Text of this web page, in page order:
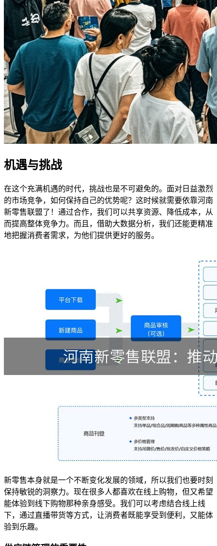
机遇与挑战
在这个充满机遇的时代，挑战也是不可避免的。面对日益激烈
的市场竞争，如何保持自己的优势呢？这时候就需要依靠河南
新零售联盟了！通过合作，我们可以共享资源、降低成本，从
而提高整体竞争力。而且，借助大数据分析，我们还能更精准
地把握消费者需求，为他们提供更好的服务。
新零售本身就是一个不断变化发展的领域，所以我们也要时刻
保持敏锐的洞察力。现在很多人都喜欢在线上购物，但又希望
能体验到线下购物那种亲身感受。我们可以考虑结合线上线
下，通过直播带货等方式，让消费者既能享受到便利，又能体
验到乐趣。